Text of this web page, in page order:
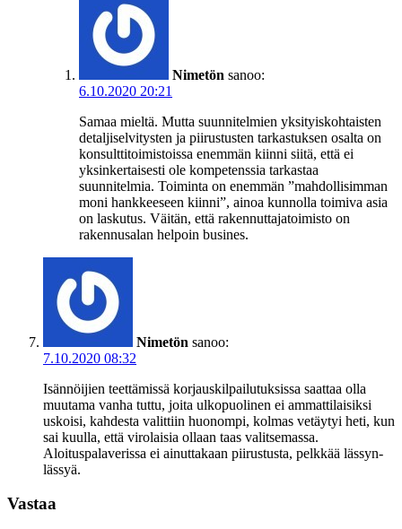
Nimetön sanoo:
6.10.2020 20:21
Samaa mieltä. Mutta suunnitelmien yksityiskohtaisten
detaljiselvitysten ja piirustusten tarkastuksen osalta on
konsulttitoimistoissa enemmän kiinni siitä, että ei
yksinkertaisesti ole kompetenssia tarkastaa
suunnitelmia. Toiminta on enemmän ”mahdollisimman
moni hankkeeseen kiinni”, ainoa kunnolla toimiva asia
on laskutus. Väitän, että rakennuttajatoimisto on
rakennusalan helpoin busines.
Nimetön sanoo:
7.10.2020 08:32
Isännöijien teettämissä korjauskilpailutuksissa saattaa olla
muutama vanha tuttu, joita ulkopuolinen ei ammattilaisiksi
uskoisi, kahdesta valittiin huonompi, kolmas vetäytyi heti, kun
sai kuulla, että virolaisia ollaan taas valitsemassa.
Aloituspalaverissa ei ainuttakaan piirustusta, pelkkää lässyn-
lässyä.
Vastaa